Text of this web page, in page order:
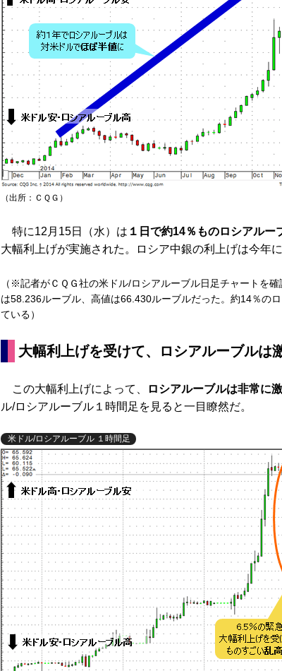
（出所：ＣＱＧ）
特に12月15日（水）は １日で約14％ものロシアルー
大幅利上げが実施された。ロシア中銀の利上げは今年
（※記者がＣＱＧ社の米ドル/ロシアルーブル日足チャートを
は58.236ルーブル、高値は66.430ルーブルだった。約14％の
ている）
大幅利上げを受けて、ロシアルーブルは
この大幅利上げによって、 ロシアルーブルは非常に
ル/ロシアルーブル１時間足を見ると一目瞭然だ。
米ドル/ロシアルーブル １時間足